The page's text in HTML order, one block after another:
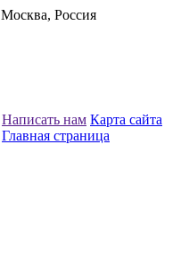
Москва, Россия
Написать нам Карта сайта
Главная страница